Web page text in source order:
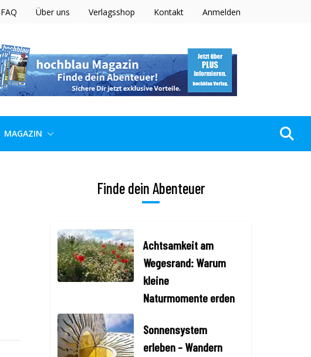
FAQ Über uns Verlagsshop Kontakt Anmelden
MAGAZIN
Finde dein Abenteuer
Achtsamkeit am
Wegesrand: Warum
kleine
Naturmomente erden
Sonnensystem
erleben – Wandern